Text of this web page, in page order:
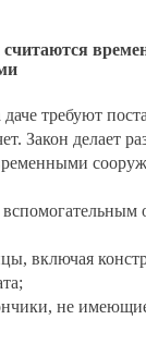
считаются
требуют
Закон делает
включая
не